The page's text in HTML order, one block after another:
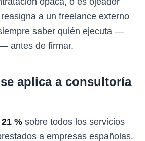
a un freelance externo
saber quién ejecuta —
antes de firmar.
se aplica a consultoría
% sobre todos los servicios
a empresas españolas.